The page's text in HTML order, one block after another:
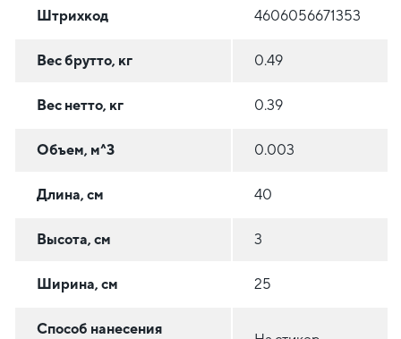
Штрихкод 4606056671353
Вес брутто, кг 0.49
Вес нетто, кг 0.39
Объем, м^3 0.003
Длина, см 40
Высота, см 3
Ширина, см 25
Способ нанесения